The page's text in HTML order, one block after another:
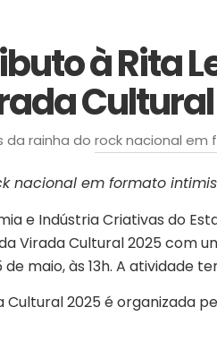
à Rita
rainha do rock nacional em
nacional em formato
e Indústria Criativas do
Virada Cultural 2025 com
maio, às 13h. A atividade
2025 é organizada